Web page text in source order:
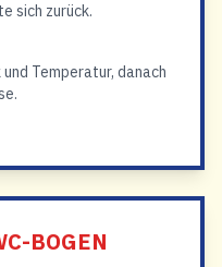
sich zurück.
Temperatur, danach
BOGEN